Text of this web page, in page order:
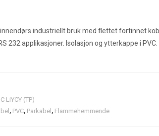
industriellt bruk med flettet fortinnet
232 applikasjoner. Isolasjon og ytterkappe i PVC.
LiYCY (TP)
, PVC, Parkabel , Flammehemmende